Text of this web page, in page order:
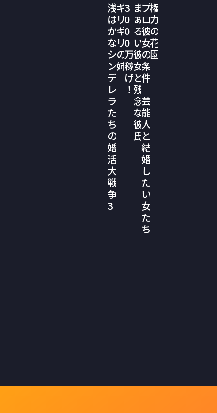
浅
は
か
な
シ
ン
デ
レ
ラ
た
ち
の
婚
活
大
戦
争
3
ギ
リ
ギ
リ
の
姉
3
0
0
0
万
稼
げ
！
ま
ぁ
る
い
彼
女
と
残
念
な
彼
氏
プ
ロ
彼
女
の
条
件
芸
能
人
と
結
婚
し
た
い
女
た
ち
権
力
の
花
園